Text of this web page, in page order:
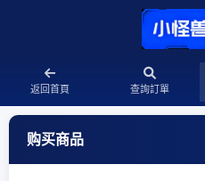
返回首頁 查詢訂單
购买商品